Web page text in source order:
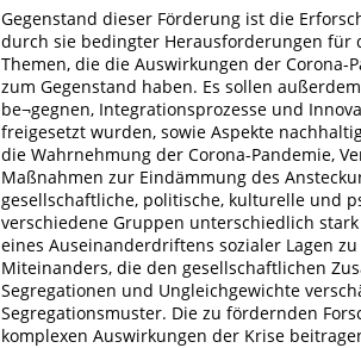
Gegenstand dieser Förderung ist die
durch sie bedingter Herausforderungen für
Themen, die die Auswirkungen der
zum Gegenstand haben. Es sollen
be¬gegnen, Integrationsprozesse und
freigesetzt wurden, sowie Aspekte
die Wahrnehmung der Corona-Pandemie,
Maßnahmen zur Eindämmung des
gesellschaftliche, politische, kulturelle und
verschiedene Gruppen unterschiedlich
eines Auseinanderdriftens sozialer Lagen
Miteinanders, die den gesellschaftlichen
Segregationen und Ungleichgewichte
Segregationsmuster. Die zu fördernden
komplexen Auswirkungen der Krise